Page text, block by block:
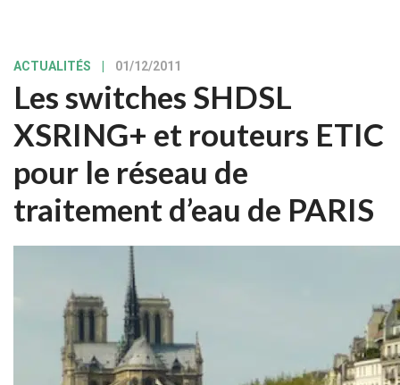
ACTUALITÉS 01/12/2011
Les switches SHDSL
XSRING+ et routeurs ETIC
pour le réseau de
traitement d’eau de PARIS